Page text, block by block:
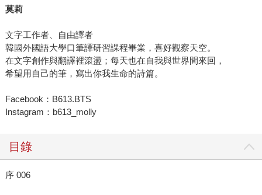
莫莉
文字工作者、自由譯者
韓國外國語大學口筆譯研習課程畢業，喜好觀察天空。
在文字創作與翻譯裡滾盪；每天也在自我與世界間來回，
希望用自己的筆，寫出你我生命的詩篇。
Facebook：B613.BTS
Instagram：b613_molly
目錄
序 006